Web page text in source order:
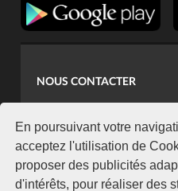
En poursuivant votre
acceptez l'utilisation de
proposer des publicités
d'intérêts, pour réaliser des
NOUS CONTACTER
koaci@yahoo.fr
+225 07 08 85 52